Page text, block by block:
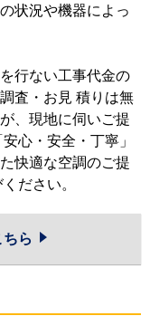
状況や機器によっ
行ない工事代金の
査・お見 積りは無
、現地に伺いご提
心・安全・丁寧」
快適な空調のご提
ださい。
ら